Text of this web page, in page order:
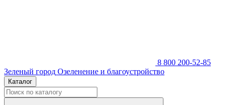
8 800 200-52-85
Зеленый город Озеленение и благоустройство
Каталог